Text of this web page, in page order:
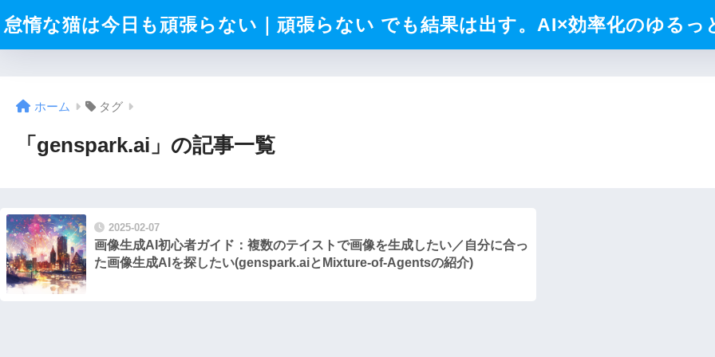
怠惰な猫は今日も頑張らない｜頑張らない でも結果は出す。AI×効率化のゆるっ
ホーム タグ
「genspark.ai」の記事一覧
2025-02-07
画像生成AI初心者ガイド：複数のテイストで画像を生成したい／自分に合っ
た画像生成AIを探したい(genspark.aiとMixture-of-Agentsの紹介)